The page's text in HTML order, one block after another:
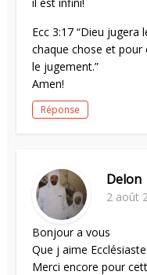
Ecc 3:17 “Dieu jugera
chaque chose et
le jugement.”
Amen!
Réponse
Delon
2 août
Bonjour a vous
Que j aime
Merci encore pour